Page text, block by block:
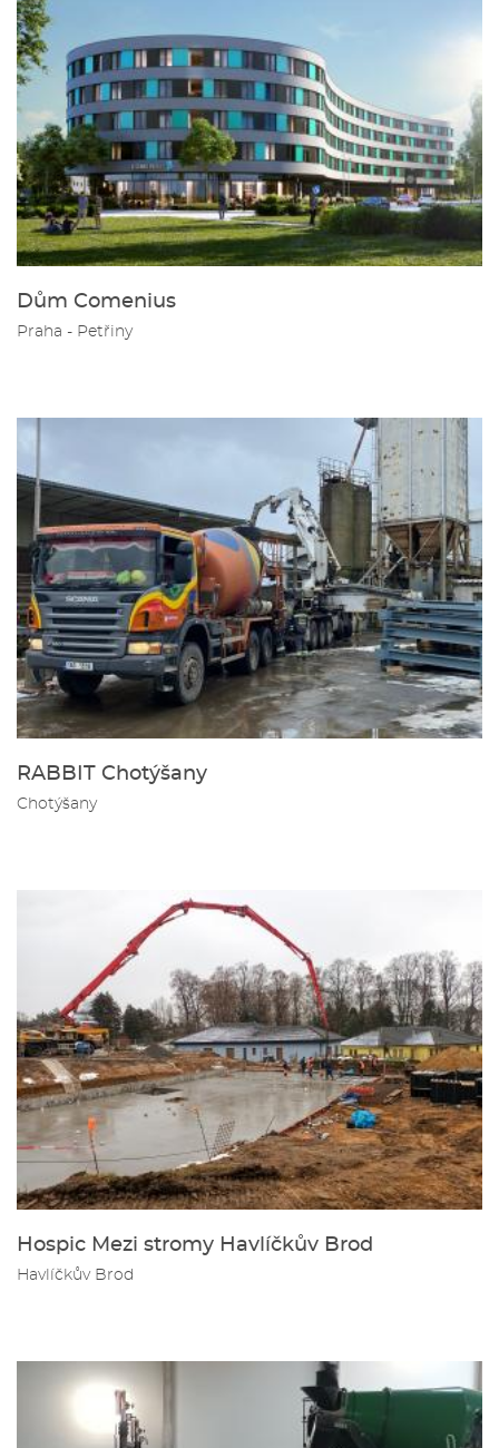
Dům Comenius
Praha - Petřiny
RABBIT Chotýšany
Chotýšany
Hospic Mezi stromy Havlíčkův Brod
Havlíčkův Brod